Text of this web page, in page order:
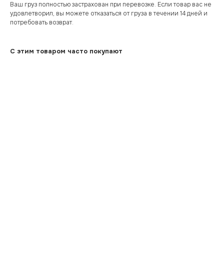
Ваш груз полностью застрахован при перевозке. Если товар вас не
удовлетворил, вы можете отказаться от груза в течении 14 дней и
потребовать возврат.
С этим товаром часто покупают